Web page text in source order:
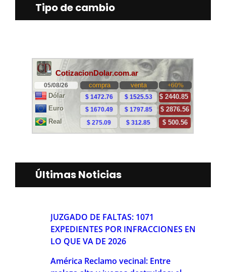
Tipo de cambio
Últimas Noticias
JUZGADO DE FALTAS: 1071
EXPEDIENTES POR INFRACCIONES EN
LO QUE VA DE 2026
América Reclamo vecinal: Entre